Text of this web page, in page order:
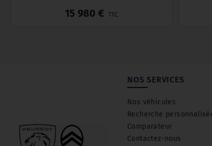
15 980 € TTC
NOS SERVICES
Nos véhicules
Recherche
Comparateur
Contactez-nous